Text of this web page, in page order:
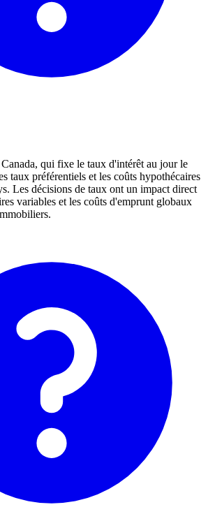
qui fixe le taux d'intérêt au jour le
taux préférentiels et les coûts hypothécaires
Les décisions de taux ont un impact direct
variables et les coûts d'emprunt globaux